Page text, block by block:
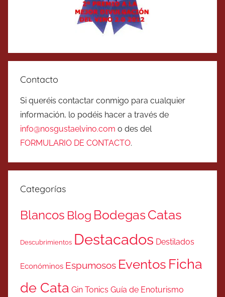
Contacto
Si queréis contactar conmigo para cualquier
información, lo podéis hacer a través de
info@nosgustaelvino.com o des del
FORMULARIO DE CONTACTO.
Categorías
Blancos Blog BodegasCatas
Descubrimientos Destacados Destilados
Económinos Espumosos Eventos Ficha
de Cata Gin Tonics Guía de Enoturismo